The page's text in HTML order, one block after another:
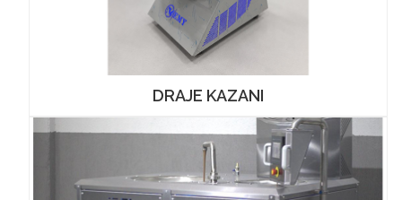
DRAJE KAZANI